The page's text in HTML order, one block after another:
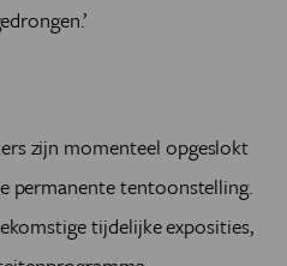
zijn momenteel opgeslokt
permanente tentoonstelling.
tijdelijke exposities,